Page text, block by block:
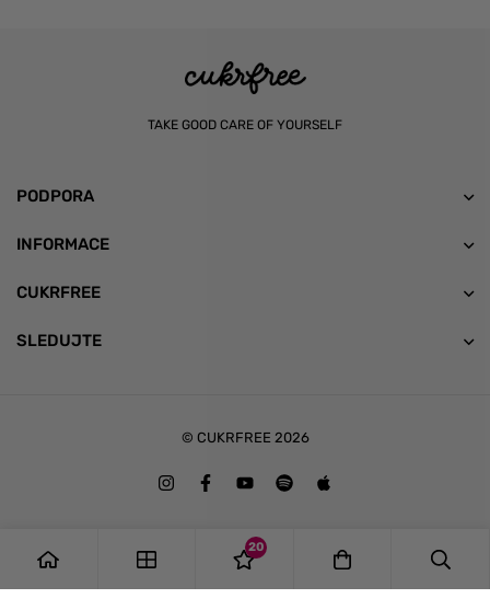
TAKE GOOD CARE OF YOURSELF
PODPORA
INFORMACE
CUKRFREE
SLEDUJTE
© CUKRFREE 2026
20